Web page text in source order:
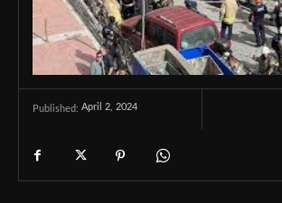
Published: April 2, 2024